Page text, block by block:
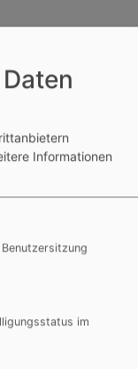
im
- Elchingen
-
uns vor
Informationen
im